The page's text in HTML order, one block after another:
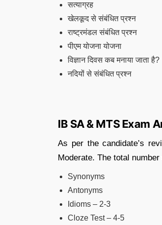
सत्याग्रह
खेलकूद से संबंधित प्रश्न
राष्ट्रमंडल संबंधित प्रश्न
पीएम योजना योजना
विज्ञान दिवस कब मनाया जाता है?
नदियों से संबंधित प्रश्न
IB SA & MTS Exam
As per the candidate’s
Moderate. The total
Synonyms
Antonyms
Idioms – 2-3
Cloze Test – 4-5